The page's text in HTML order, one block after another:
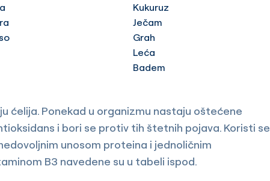
Kukuruz
Ječam
Grah
Leća
Badem
ćelija. Ponekad u organizmu nastaju oštećene
i bori se protiv tih štetnih pojava. Koristi se
unosom proteina i jednoličnim
B3 navedene su u tabeli ispod.